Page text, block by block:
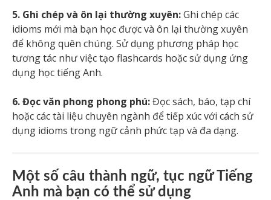
5. Ghi chép và ôn lại thường xuyên:Ghi chép các
idioms mới mà bạn học được và ôn lại thường xuyên
để không quên chúng. Sử dụng phương pháp học
tương tác như việc tạo flashcards hoặc sử dụng ứng
dụng học tiếng Anh.
6. Đọc văn phong phong phú:Đọc sách, báo, tạp chí
hoặc các tài liệu chuyên ngành để tiếp xúc với cách sử
dụng idioms trong ngữ cảnh phức tạp và đa dạng.
Một số câu thành ngữ, tục ngữ Tiếng
Anh mà bạn có thể sử dụng